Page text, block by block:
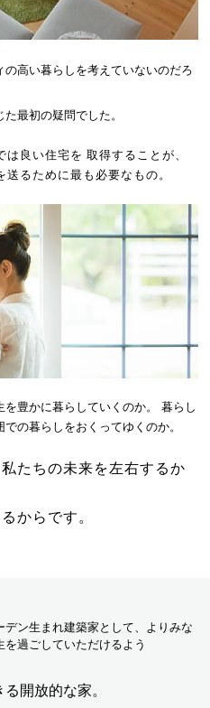
高い暮らしを考えていないのだろ
最初の疑問でした。
は良い住宅を 取得することが、
送るために最も必要なもの。
豊かに暮らしていくのか。
暮らし
の暮らしをおくってゆくのか。
たちの未来を左右するか
からです。
ン生まれ建築家として、よりみな
過ごしていただけるよう
開放的な家。